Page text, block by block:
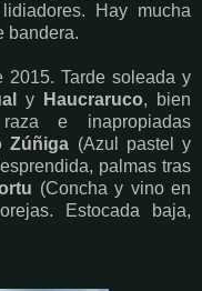
Hay mucha
bandera.
2015. Tarde soleada y
y Haucraruco, bien
e inapropiadas
Zúñiga (Azul pastel y
palmas tras
(Concha y vino en
Estocada baja,